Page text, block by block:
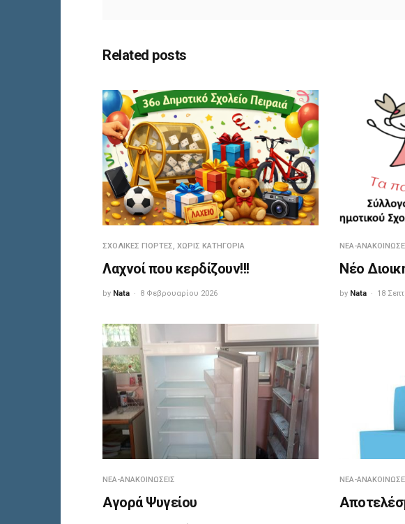
Related posts
ΣΧΟΛΙΚΈΣ ΓΙΟΡΤΈΣ, ΧΩΡΊΣ ΚΑΤΗΓΟΡΊΑ
Λαχνοί που κερδίζουν!!!
by Nata 8 Φεβρουαρίου 2026
ΝΈΑ-
Νέο
by Nata 18
ΝΈΑ-ΑΝΑΚΟΙΝΏΣΕΙΣ
Αγορά Ψυγείου
ΝΈΑ-